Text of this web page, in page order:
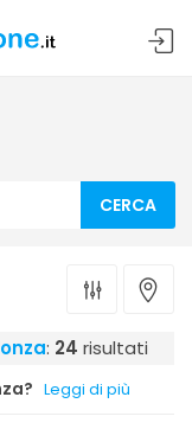
CERCA
: 24 risultati
Leggi di più